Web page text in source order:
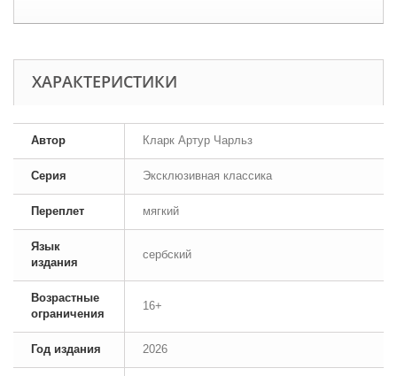
ХАРАКТЕРИСТИКИ
Автор Кларк Артур Чарльз
Серия Эксклюзивная классика
Переплет мягкий
Язык
издания
сербский
Возрастные
ограничения
16+
Год издания 2026